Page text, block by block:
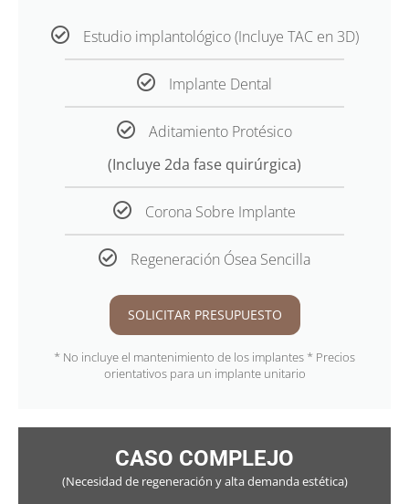
Estudio implantológico (Incluye TAC en 3D)
Implante Dental
Aditamiento Protésico
(Incluye 2da fase quirúrgica)
Corona Sobre Implante
Regeneración Ósea Sencilla
SOLICITAR PRESUPUESTO
* No incluye el mantenimiento de los implantes * Precios
orientativos para un implante unitario
CASO COMPLEJO
(Necesidad de regeneración y alta demanda estética)